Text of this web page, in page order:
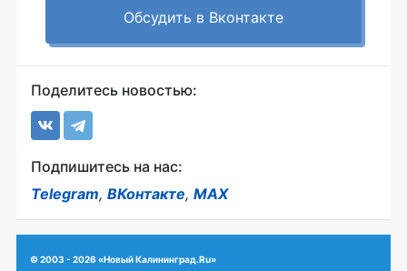
Обсудить в Вконтакте
Поделитесь новостью:
Подпишитесь на нас:
Telegram, ВКонтакте, MAX
© 2003 - 2026 «Новый Калининград.Ru»